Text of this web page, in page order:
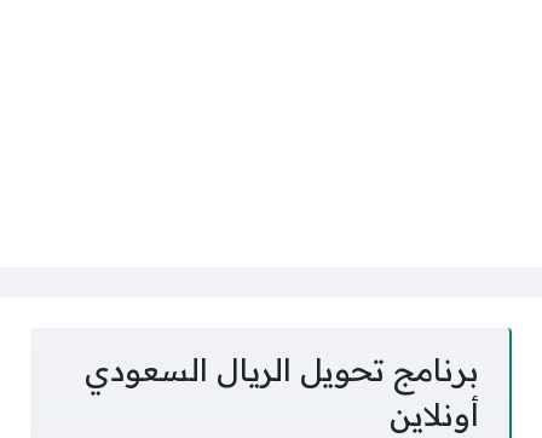
برنامج تحويل الريال السعودي
أونلاين